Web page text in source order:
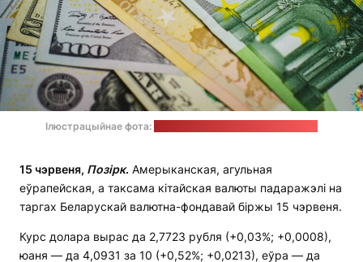
Ілюстрацыйнае фота:
15 чэрвеня, Позірк. Амерыканская, агульная
еўрапейская, а таксама кітайская валюты падаражэлі на
таргах Беларускай валютна-фондавай біржы 15 чэрвеня.
Курс долара вырас да 2,7723 рубля (+0,03%; +0,0008),
юаня — да 4,0931 за 10 (+0,52%; +0,0213), еўра — да